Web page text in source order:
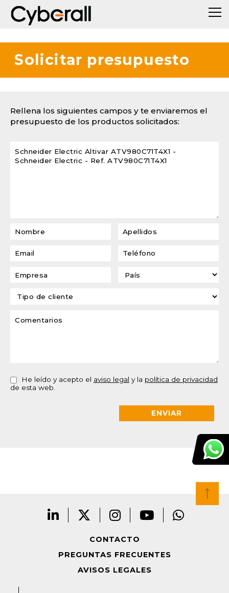
Solicitar presupuesto
Rellena los siguientes campos y te enviaremos el
presupuesto de los productos solicitados:
He leído y acepto el aviso legal y la política de privacidad
de esta web.
CONTACTO
PREGUNTAS FRECUENTES
AVISOS LEGALES